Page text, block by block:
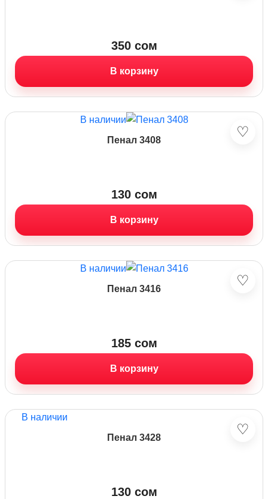
350 сом
В корзину
В наличии
♡
Пенал 3408
130 сом
В корзину
В наличии
♡
Пенал 3416
185 сом
В корзину
В наличии
♡
Пенал 3428
130 сом